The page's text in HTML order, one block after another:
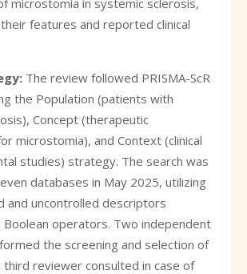
features and reported clinical
The review followed PRISMA-ScR
the Population (patients with
Concept (therapeutic
microstomia), and Context (clinical
studies) strategy. The search was
databases in May 2025, utilizing
and uncontrolled descriptors
Boolean operators. Two independent
the screening and selection of
third reviewer consulted in case of